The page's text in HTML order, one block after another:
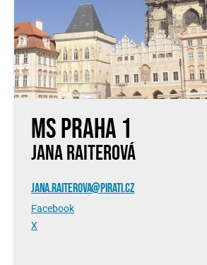
MS Praha 1
JANA RAITEROVÁ
JANA.RAITEROVA@PIRATI.CZ
Facebook
X